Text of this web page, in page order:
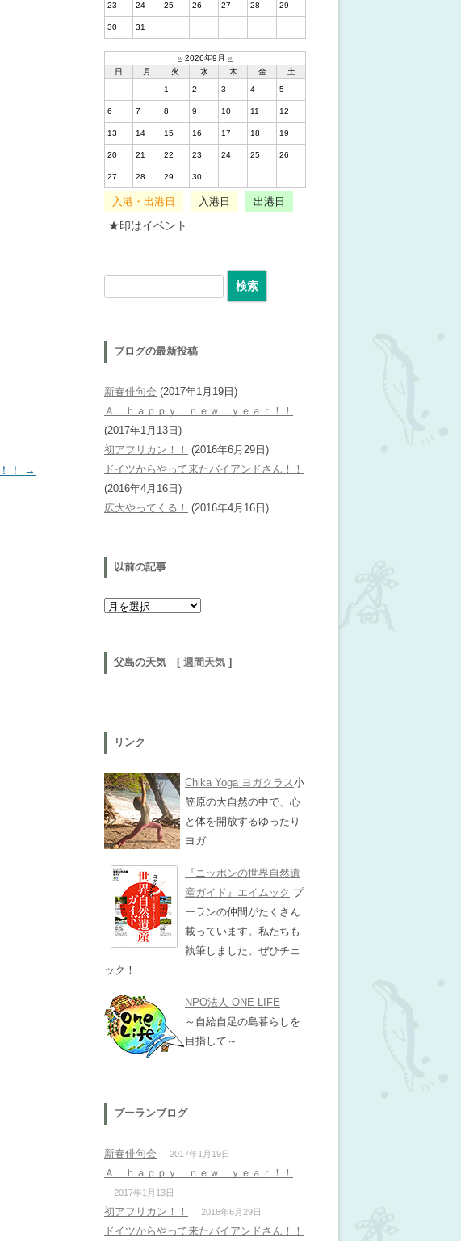
！ →
23 24 25 26 27 28 29
30 31
« 2026年9月 »
日
月 火 水 木 金
土
1
2 3 4 5
6 7 8 9 10 11 12
13 14 15 16 17 18 19
20 21 22 23 24 25 26
27 28 29 30
入港・出港日 入港日 出港日
★印はイベント
検索:
ブログの最新投稿
新春俳句会 (2017年1月19日)
Ａ ｈａｐｐｙ ｎｅｗ ｙｅａｒ！！
(2017年1月13日)
初アフリカン！！
(2016年6月29日)
ドイツからやって来たバイアンドさん！！
(2016年4月16日)
広大やってくる！
(2016年4月16日)
以前の記事
以前の記事
父島の天気 [ 週間天気 ]
リンク
Chika Yoga ヨガクラス小
笠原の大自然の中で、心
と体を開放するゆったり
ヨガ
『ニッポンの世界自然遺
産ガイド』エイムック プ
ーランの仲間がたくさん
載っています。私たちも
執筆しました。ぜひチェ
ック！
NPO法人 ONE LIFE
～自給自足の島暮らしを
目指して～
プーランブログ
新春俳句会 2017年1月19日
Ａ ｈａｐｐｙ ｎｅｗ ｙｅａｒ！！
2017年1月13日
初アフリカン！！ 2016年6月29日
ドイツからやって来たバイアンドさん！！